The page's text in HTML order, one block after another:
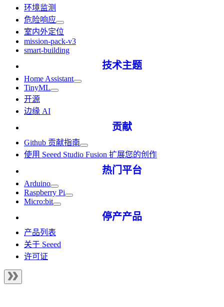
环境监测
危险响应
室内外定位
mission-pack-v3
smart-building
技术主题
Home Assistant
TinyML
开源
边缘 AI
贡献
Github 贡献指南
使用 Seeed Studio Fusion 扩展您的创作
热门平台
Arduino
Raspberry Pi
Micro:bit
停产产品
产品列表
关于 Seeed
许可证